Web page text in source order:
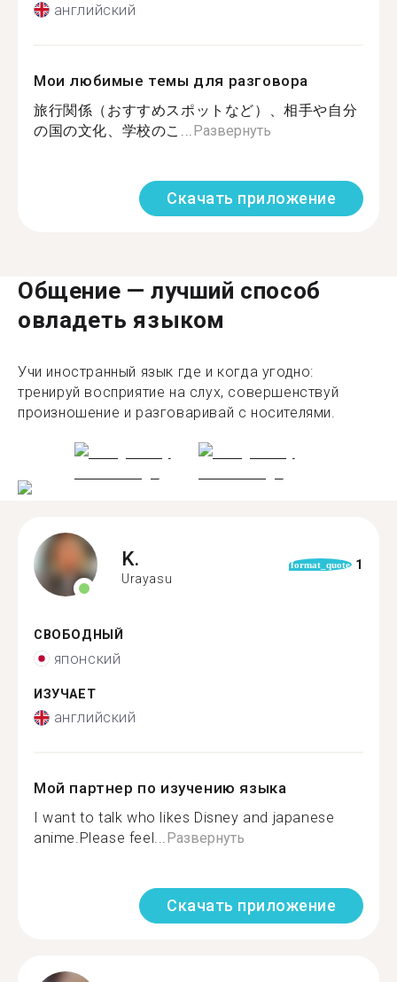
английский
Мои любимые темы для разговора
旅行関係（おすすめスポットなど）、相手や自分
の国の文化、学校のこ... Развернуть
Скачать приложение
Общение — лучший способ
овладеть языком
Учи иностранный язык где и когда угодно:
тренируй восприятие на слух, совершенствуй
произношение и разговаривай с носителями.
K.
Urayasu
format_quote 1
СВОБОДНЫЙ
японский
ИЗУЧАЕТ
английский
Мой партнер по изучению языка
I want to talk who likes Disney and japanese
anime.Please feel...Развернуть
Скачать приложение